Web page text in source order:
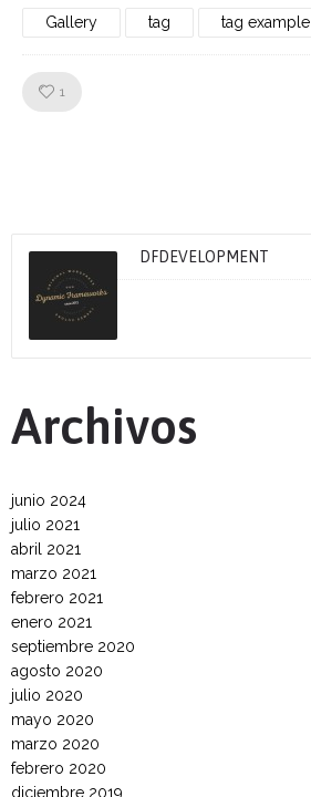
Gallery tag tag example
1
DFDEVELOPMENT
Archivos
junio 2024
julio 2021
abril 2021
marzo 2021
febrero 2021
enero 2021
septiembre 2020
agosto 2020
julio 2020
mayo 2020
marzo 2020
febrero 2020
diciembre 2019